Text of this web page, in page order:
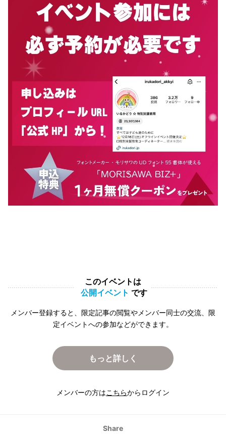
このイベントは
公開イベント です
メンバー登録すると、限定記事の閲覧やメンバー同士の交流、限
定イベントへの参加などができます。
もっと詳しく
メンバーの方はこちらからログイン
Share